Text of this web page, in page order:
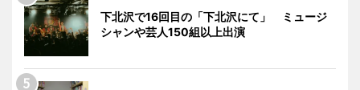
下北沢で16回目の「下北沢にて」 ミュージ
シャンや芸人150組以上出演